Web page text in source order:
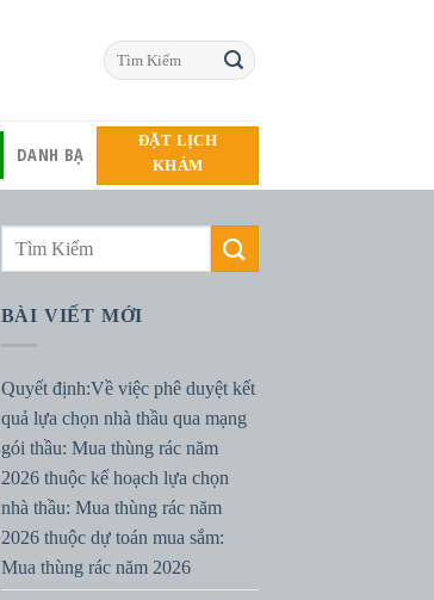
DANH BẠ
ĐẶT LỊCH
KHÁM
BÀI VIẾT MỚI
Quyết định:Về việc phê duyệt kết
quả lựa chọn nhà thầu qua mạng
gói thầu: Mua thùng rác năm
2026 thuộc kế hoạch lựa chọn
nhà thầu: Mua thùng rác năm
2026 thuộc dự toán mua sắm:
Mua thùng rác năm 2026